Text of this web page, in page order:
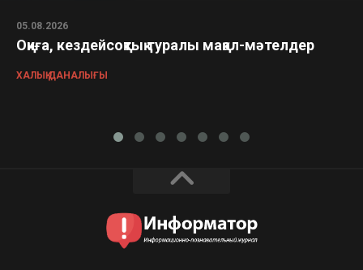
05.08.2026
Оқиға, кездейсоқтық туралы мақал-мәтелдер
ХАЛЫҚ ДАНАЛЫҒЫ